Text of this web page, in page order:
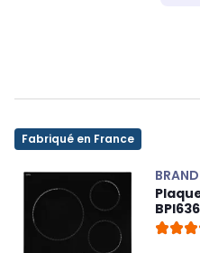
Fabriqué en France